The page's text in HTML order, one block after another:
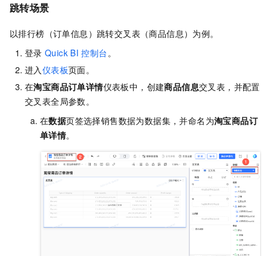
跳转场景
以排行榜（订单信息）跳转交叉表（商品信息）为例。
登录 Quick BI 控制台 。
进入 仪表板页面。
在淘宝商品订单详情仪表板中，创建商品信息交叉表，并配置
交叉表全局参数。
在数据页签选择销售数据为数据集，并命名为淘宝商品订
单详情。